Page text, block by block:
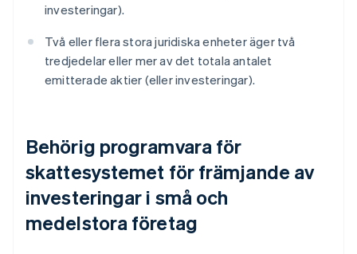
investeringar).
Två eller flera stora juridiska enheter äger två
tredjedelar eller mer av det totala antalet
emitterade aktier (eller investeringar).
Behörig programvara för
skattesystemet för främjande av
investeringar i små och
medelstora företag